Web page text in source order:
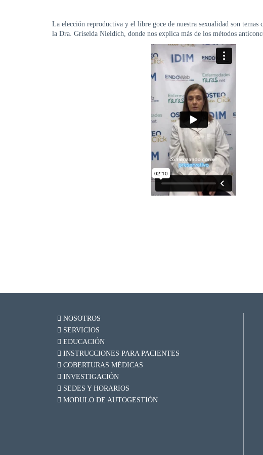
La elección reproductiva y el libre goce de nuestra sexualidad son
la Dra. Griselda Nieldich, donde nos explica más de los métodos
NOSOTROS
SERVICIOS
EDUCACIÓN
INSTRUCCIONES PARA PACIENTES
COBERTURAS MÉDICAS
INVESTIGACIÓN
SEDES Y HORARIOS
MODULO DE AUTOGESTIÓN